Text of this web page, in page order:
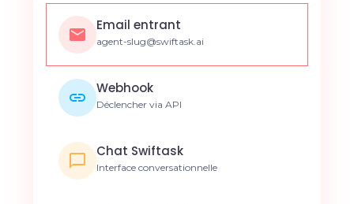
Email entrant
agent-slug@swiftask.ai
Webhook
Déclencher via API
Chat Swiftask
Interface conversationnelle